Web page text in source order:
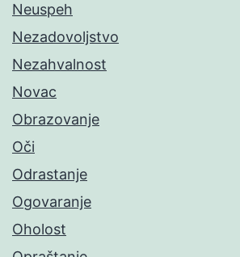
Neuspeh
Nezadovoljstvo
Nezahvalnost
Novac
Obrazovanje
Oči
Odrastanje
Ogovaranje
Oholost